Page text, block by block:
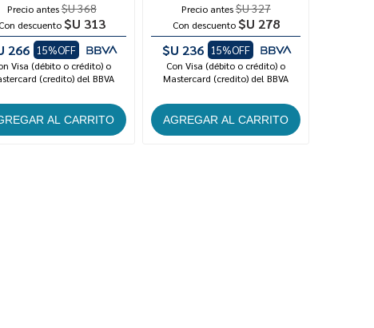
Precio antes$U 368
Con descuento $U 313
266
15%OFF
Visa (débito o crédito) o
(credito) del BBVA
Precio antes$U 327
Con descuento $U 278
$U 236
15%OFF
Con Visa (débito o crédito) o
Mastercard (credito) del BBVA